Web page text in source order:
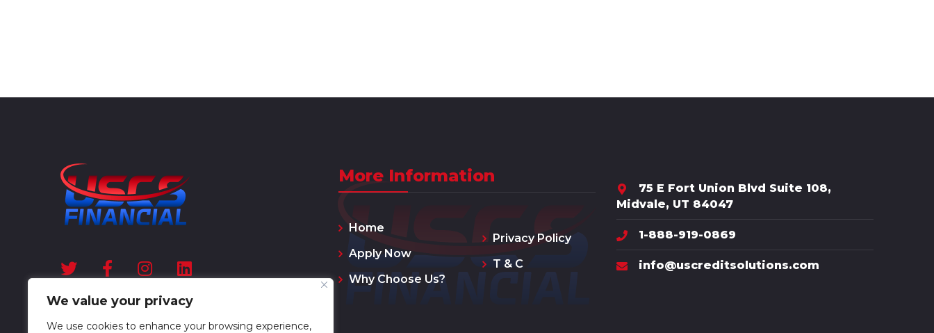
We value your privacy
We use cookies to enhance your browsing experience,
More Information
Home
Apply Now
Why Choose Us?
Privacy Policy
T & C
75 E Fort Union Blvd Suite 108,
Midvale, UT 84047
1-888-919-0869
info@uscreditsolutions.com